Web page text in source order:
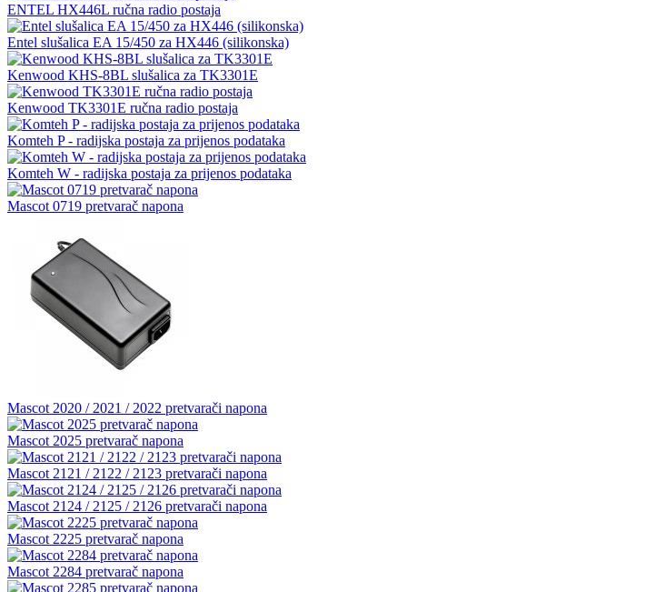
ENTEL HX446L ručna radio postaja
Entel slušalica EA 15/450 za HX446 (silikonska)
Kenwood KHS-8BL slušalica za TK3301E
Kenwood TK3301E ručna radio postaja
Komteh P - radijska postaja za prijenos podataka
Komteh W - radijska postaja za prijenos podataka
Mascot 0719 pretvarač napona
Mascot 2020 / 2021 / 2022 pretvarači napona
Mascot 2025 pretvarač napona
Mascot 2121 / 2122 / 2123 pretvarači napona
Mascot 2124 / 2125 / 2126 pretvarači napona
Mascot 2225 pretvarač napona
Mascot 2284 pretvarač napona